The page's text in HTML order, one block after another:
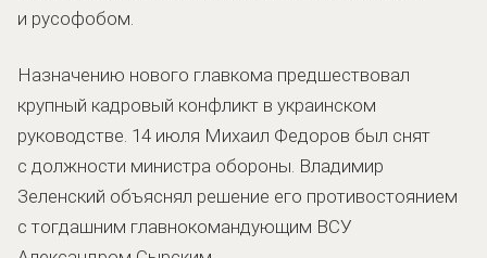
и русофобом.
Назначению нового главкома предшествовал
крупный кадровый конфликт в украинском
руководстве. 14 июля Михаил Федоров был снят
с должности министра обороны. Владимир
Зеленский объяснял решение его противостоянием
с тогдашним главнокомандующим ВСУ